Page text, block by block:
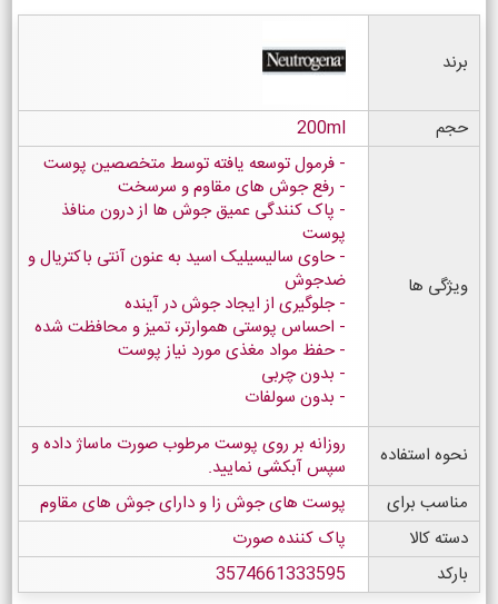
برند
حجم 200ml
ویژگی ها
فرمول توسعه یافته توسط متخصصین پوست
رفع جوش های مقاوم و سرسخت
پاک کنندگی عمیق جوش ها از درون منافذ
پوست
حاوی سالیسیلیک اسید به عنون آنتی باکتریال و
ضدجوش
جلوگیری از ایجاد جوش در آینده
احساس پوستی هموارتر، تمیز و محافظت شده
حفظ مواد مغذی مورد نیاز پوست
بدون چربی
بدون سولفات
نحوه استفاده
روزانه بر روی پوست مرطوب صورت ماساژ داده و
سپس آبکشی نمایید.
مناسب برای
پوست های جوش زا و دارای جوش های مقاوم
دسته کالا
پاک کننده صورت
بارکد
3574661333595